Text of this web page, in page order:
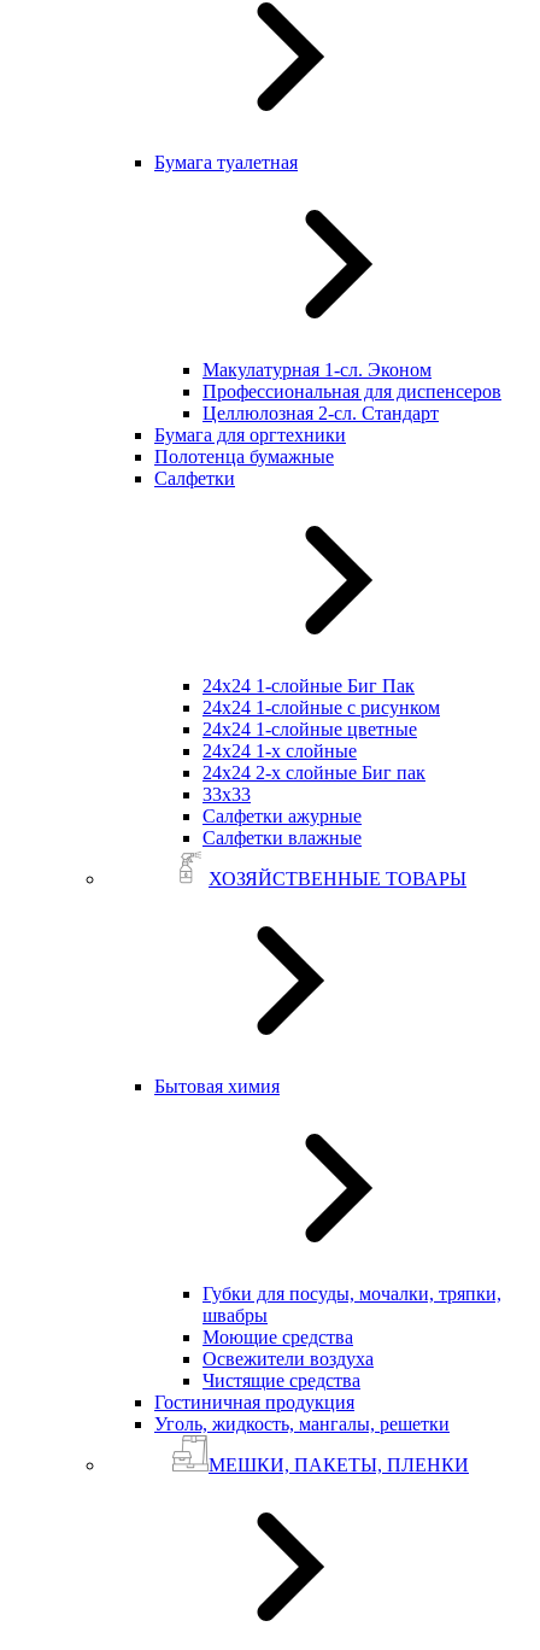
Бумага туалетная
Макулатурная 1-сл. Эконом
Профессиональная для диспенсеров
Целлюлозная 2-сл. Стандарт
Бумага для оргтехники
Полотенца бумажные
Салфетки
24х24 1-слойные Биг Пак
24х24 1-слойные с рисунком
24х24 1-слойные цветные
24х24 1-х слойные
24х24 2-х слойные Биг пак
33х33
Салфетки ажурные
Салфетки влажные
ХОЗЯЙСТВЕННЫЕ ТОВАРЫ
Бытовая химия
Губки для посуды, мочалки, тряпки,
швабры
Моющие средства
Освежители воздуха
Чистящие средства
Гостиничная продукция
Уголь, жидкость, мангалы, решетки
МЕШКИ, ПАКЕТЫ, ПЛЕНКИ